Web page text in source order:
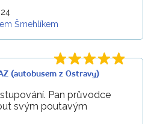
Šmehlíkem
(autobusem z Ostravy)
Pan průvodce
svým poutavým